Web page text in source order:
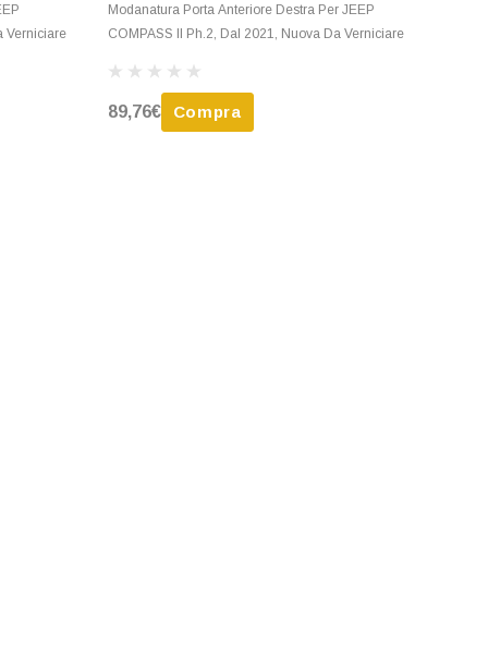
Verniciare
Modanatura Porta Anteriore Destra Per JEEP
COMPASS II Ph.2, Dal 2021, Nuova Da Verniciare
89,76€ Compra